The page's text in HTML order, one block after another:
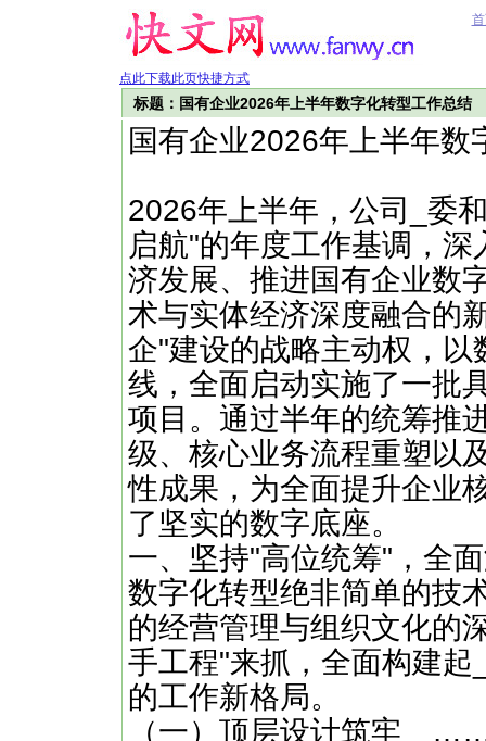
点此下载此页快捷方式
标题：国有企业2026年上半年数字化转型工作总结
国有企业2026年上半年数
2026年上半年，公司_委
启航"的年度工作基调，
济发展、推进国有企业数
术与实体经济深度融合的
企"建设的战略主动权，
线，全面启动实施了一批
项目。通过半年的统筹推
级、核心业务流程重塑以
性成果，为全面提升企业
了坚实的数字底座。
一、坚持"高位统筹"，全
数字化转型绝非简单的技
的经营管理与组织文化的
手工程"来抓，全面构建
的工作新格局。
（一）顶层设计筑牢